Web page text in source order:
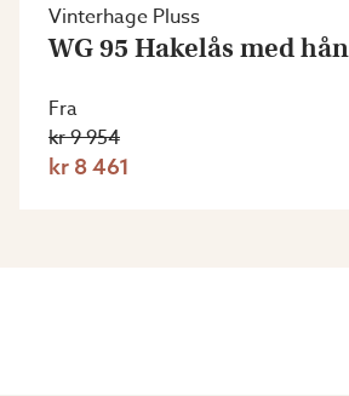
Vinterhage Pluss
WG 95 Hakelås med
Fra
kr 9 954
kr 8 461